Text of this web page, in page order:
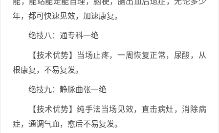
年，都可快速见效，加速康复。
绝技八：通专科一绝
【技术优势】当场止疼，一周恢复正常，尿酸，从
根康复，不易复发。
绝技九：静脉曲张一绝
【技术优势】纯手法当场见效，直击病灶，消除病
症，通调气血，愈后不易复发。